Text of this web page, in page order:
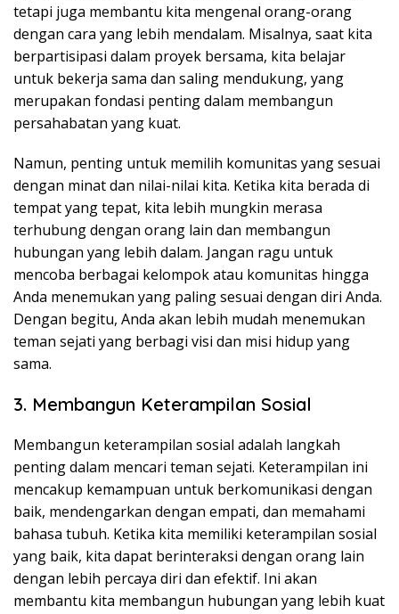
tetapi juga membantu kita mengenal orang-orang
dengan cara yang lebih mendalam. Misalnya, saat kita
berpartisipasi dalam proyek bersama, kita belajar
untuk bekerja sama dan saling mendukung, yang
merupakan fondasi penting dalam membangun
persahabatan yang kuat.
Namun, penting untuk memilih komunitas yang sesuai
dengan minat dan nilai-nilai kita. Ketika kita berada di
tempat yang tepat, kita lebih mungkin merasa
terhubung dengan orang lain dan membangun
hubungan yang lebih dalam. Jangan ragu untuk
mencoba berbagai kelompok atau komunitas hingga
Anda menemukan yang paling sesuai dengan diri Anda.
Dengan begitu, Anda akan lebih mudah menemukan
teman sejati yang berbagi visi dan misi hidup yang
sama.
3. Membangun Keterampilan Sosial
Membangun keterampilan sosial adalah langkah
penting dalam mencari teman sejati. Keterampilan ini
mencakup kemampuan untuk berkomunikasi dengan
baik, mendengarkan dengan empati, dan memahami
bahasa tubuh. Ketika kita memiliki keterampilan sosial
yang baik, kita dapat berinteraksi dengan orang lain
dengan lebih percaya diri dan efektif. Ini akan
membantu kita membangun hubungan yang lebih kuat